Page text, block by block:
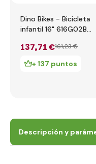
Dino Bikes - Bicicleta
infantil 16" 616G02BA
137,71 €161,23 €
+ 137 puntos
Descripción y